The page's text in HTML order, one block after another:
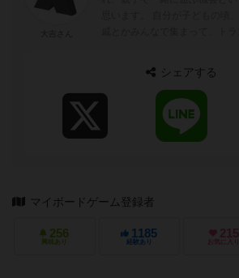
シェアする
マイボードゲーム登録者
256
興味あり
1185
経験あり
215
お気に入り